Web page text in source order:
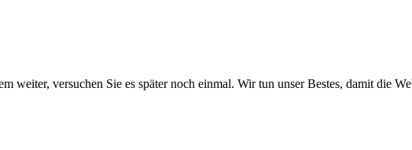
weiter, versuchen Sie es später noch einmal. Wir tun unser Bestes, damit die